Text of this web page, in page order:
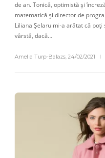
de an. Tonică, optimistă și
matematică și director de
Liliana Șelaru mi-a arătat că
vârstă, dacă…
Amelia Turp-Balazs, 24/02/2021